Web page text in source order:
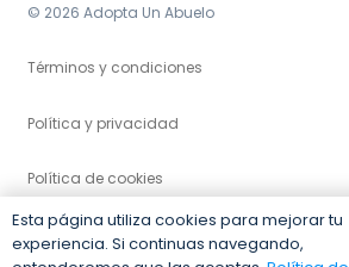
© 2026 Adopta Un Abuelo
Términos y condiciones
Política y privacidad
Política de cookies
Esta página utiliza cookies para mejorar tu
experiencia. Si continuas navegando,